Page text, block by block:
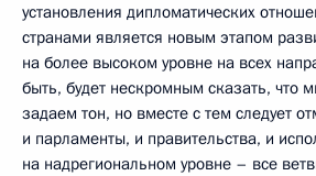
установления дипломатических
странами является новым этапом
на более высоком уровне на всех
быть, будет нескромным сказать, что
задаем тон, но вместе с тем следует
и парламенты, и правительства, и
на надрегиональном уровне – все